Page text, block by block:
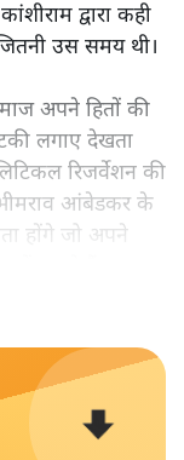
द्वारा कही
उस समय थी।
अपने हितों की
लगाए देखता
रिजर्वेशन की
आंबेडकर के
होंगे जो अपने
में उठाते हैं।